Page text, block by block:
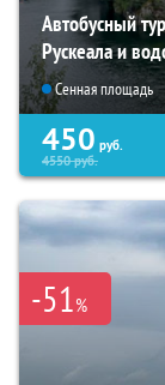
Автобусный
Рускеала и
Сенная площадь
450 руб.
4550руб.
-51%